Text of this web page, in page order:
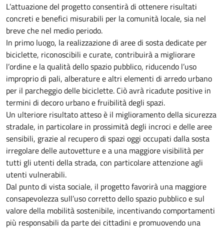
L’attuazione del progetto consentirà di ottenere risultati
concreti e benefici misurabili per la comunità locale, sia nel
breve che nel medio periodo.
In primo luogo, la realizzazione di aree di sosta dedicate per
biciclette, riconoscibili e curate, contribuirà a migliorare
l’ordine e la qualità dello spazio pubblico, riducendo l’uso
improprio di pali, alberature e altri elementi di arredo urbano
per il parcheggio delle biciclette. Ciò avrà ricadute positive in
termini di decoro urbano e fruibilità degli spazi.
Un ulteriore risultato atteso è il miglioramento della sicurezza
stradale, in particolare in prossimità degli incroci e delle aree
sensibili, grazie al recupero di spazi oggi occupati dalla sosta
irregolare delle autovetture e a una maggiore visibilità per
tutti gli utenti della strada, con particolare attenzione agli
utenti vulnerabili.
Dal punto di vista sociale, il progetto favorirà una maggiore
consapevolezza sull’uso corretto dello spazio pubblico e sul
valore della mobilità sostenibile, incentivando comportamenti
più responsabili da parte dei cittadini e promuovendo una